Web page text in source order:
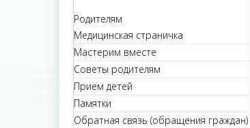
Родителям
Медицинская страничка
Мастерим вместе
Советы родителям
Прием детей
Памятки
Обратная связь (обращения граждан)